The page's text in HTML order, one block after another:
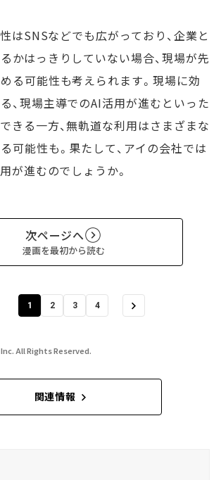
はSNSなどでも広がっており、企業と
かはっきりしていない場合、現場が先
る可能性も考えられます。現場に効
、現場主導でのAI活用が進むといった
きる一方、無軌道な利用はさまざまな
可能性も。果たして、アイの会社では
が進むのでしょうか。
次ページへ
漫画を最初から読む
1 2 3 4
All Rights Reserved.
関連情報